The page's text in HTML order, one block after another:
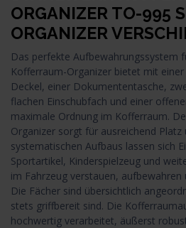
ORGANIZER TO-995
ORGANIZER
Das perfekte Aufbewahrungssystem
Kofferraum-Organizer bietet mit
Deckel, einer Dokumententasche,
flachen Einschubfach und einer
maximale Ordnung im Kofferraum.
Organizer sorgt für ausreichend Platz
systematischen Aufbaus lassen sich
Sportartikel, Kinderspielzeug und
im Fahrzeug verstauen,
Die Fächer sind übersichtlich
stets griffbereit sind. Die
hochwertig verarbeitet, äußerst